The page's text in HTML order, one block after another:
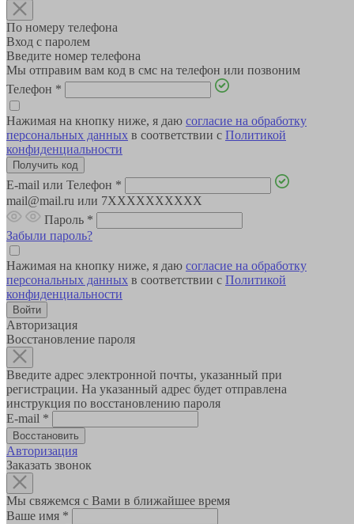
По номеру телефона
Вход с паролем
Введите номер телефона
Мы отправим вам код в смс на телефон или позвоним
Телефон *
Нажимая на кнопку ниже, я даю согласие на обработку
персональных данных в соответствии с Политикой
конфиденциальности
E-mail или Телефон *
mail@mail.ru или 7XXXXXXXXXX
Пароль *
Забыли пароль?
Нажимая на кнопку ниже, я даю согласие на обработку
персональных данных в соответствии с Политикой
конфиденциальности
Авторизация
Восстановление пароля
Введите адрес электронной почты, указанный при
регистрации. На указанный адрес будет отправлена
инструкция по восстановлению пароля
E-mail *
Авторизация
Заказать звонок
Мы свяжемся с Вами в ближайшее время
Ваше имя *